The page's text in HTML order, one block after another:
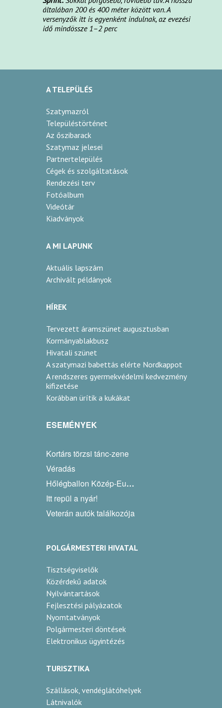
általában 200 és 400 méter között van. A
versenyzők itt is egyenként indulnak, az evezési
idő mindössze 1–2 perc
A TELEPÜLÉS
Szatymazról
Településtörténet
Az őszibarack
Szatymaz jelesei
Partnertelepülés
Cégek és szolgáltatások
Rendezési terv
Fotóalbum
Videótár
Kiadványok
A MI LAPUNK
Aktuális lapszám
Archivált példányok
HÍREK
Tervezett áramszünet augusztusban
Kormányablakbusz
Hivatali szünet
A szatymazi babettás elérte Nordkappot
A rendszeres gyermekvédelmi kedvezmény
kifizetése
Korábban ürítik a kukákat
ESEMÉNYEK
Kortárs törzsi tánc-zene
Véradás
Hőlégballon Közép-Európa Kupa
Itt repül a nyár!
Veterán autók találkozója
POLGÁRMESTERI HIVATAL
Tisztségviselők
Közérdekű adatok
Nyilvántartások
Fejlesztési pályázatok
Nyomtatványok
Polgármesteri döntések
Elektronikus ügyintézés
TURISZTIKA
Szállások, vendéglátóhelyek
Látnivalók